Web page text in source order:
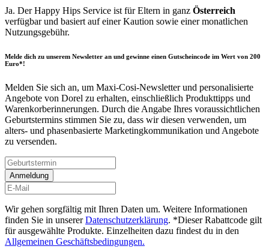
Ja. Der Happy Hips Service ist für Eltern in ganz Österreich
verfügbar und basiert auf einer Kaution sowie einer monatlichen
Nutzungsgebühr.
Melde dich zu unserem Newsletter an und gewinne einen Gutscheincode im Wert von 200
Euro*!
Melden Sie sich an, um Maxi-Cosi-Newsletter und personalisierte
Angebote von Dorel zu erhalten, einschließlich Produkttipps und
Warenkorberinnerungen. Durch die Angabe Ihres voraussichtlichen
Geburtstermins stimmen Sie zu, dass wir diesen verwenden, um
alters- und phasenbasierte Marketingkommunikation und Angebote
zu versenden.
Anmeldung
Wir gehen sorgfältig mit Ihren Daten um. Weitere Informationen
finden Sie in unsererDatenschutzerklärung. *Dieser Rabattcode gilt
für ausgewählte Produkte. Einzelheiten dazu findest du in den
Allgemeinen Geschäftsbedingungen.